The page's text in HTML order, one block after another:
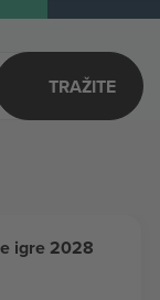
TRAŽITE
igre 2028